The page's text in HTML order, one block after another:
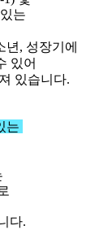
는
년, 성장기에
있어
있습니다.
는
다.